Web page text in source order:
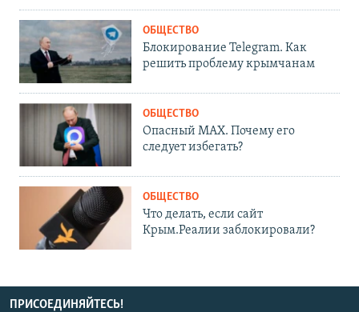
ОБЩЕСТВО
Блокирование Telegram. Как
решить проблему крымчанам
ОБЩЕСТВО
Опасный MAX. Почему его
следует избегать?
ОБЩЕСТВО
Что делать, если сайт
Крым.Реалии заблокировали?
ПРИСОЕДИНЯЙТЕСЬ!